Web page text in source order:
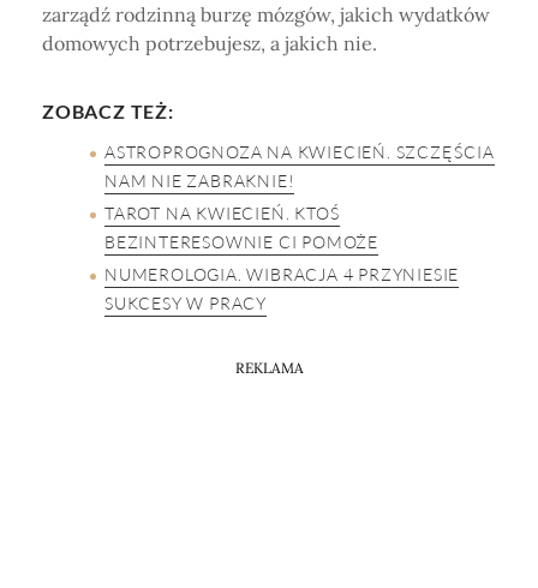
zarządź rodzinną burzę mózgów, jakich wydatków
domowych potrzebujesz, a jakich nie.
ZOBACZ TEŻ:
ASTROPROGNOZA NA KWIECIEŃ. SZCZĘŚCIA
NAM NIE ZABRAKNIE!
TAROT NA KWIECIEŃ. KTOŚ
BEZINTERESOWNIE CI POMOŻE
NUMEROLOGIA. WIBRACJA 4 PRZYNIESIE
SUKCESY W PRACY
REKLAMA